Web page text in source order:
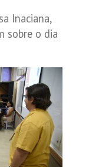
Inaciana,
sobre o dia